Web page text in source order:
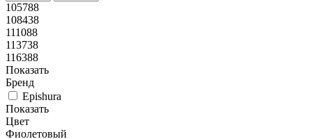
105788
108438
111088
113738
116388
Показать
Бренд
Epishura
Показать
Цвет
Фиолетовый